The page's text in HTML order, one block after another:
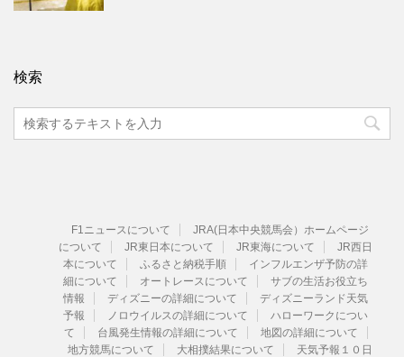
検索
F1ニュースについて
JRA(日本中央競馬会）ホームページ
について
JR東日本について JR東海について
JR西日
本について
ふるさと納税手順
インフルエンザ予防の詳
細について
オートレースについて
サブの生活お役立ち
情報
ディズニーの詳細について
ディズニーランド天気
予報
ノロウイルスの詳細について
ハローワークについ
て
台風発生情報の詳細について
地図の詳細について
地方競馬について
大相撲結果について 天気予報１０日